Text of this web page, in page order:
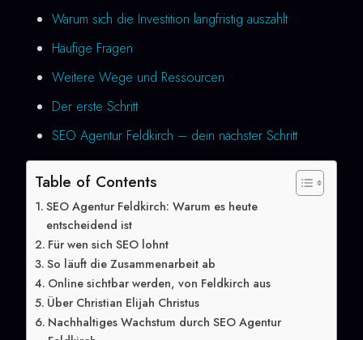
Warum sich die Investition langfristig auszahlt
Häufige Fragen
Weitere Wege und Ressourcen
Der erste Schritt
SEO Agentur Feldkirch – dein nächster Schritt
Table of Contents
SEO Agentur Feldkirch: Warum es heute
entscheidend ist
Für wen sich SEO lohnt
So läuft die Zusammenarbeit ab
Online sichtbar werden, von Feldkirch aus
Über Christian Elijah Christus
Nachhaltiges Wachstum durch SEO Agentur